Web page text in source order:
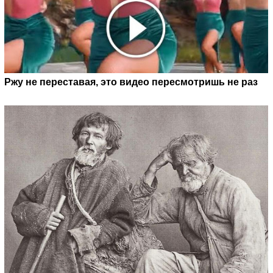
Ржу не переставая, это видео пересмотришь не раз